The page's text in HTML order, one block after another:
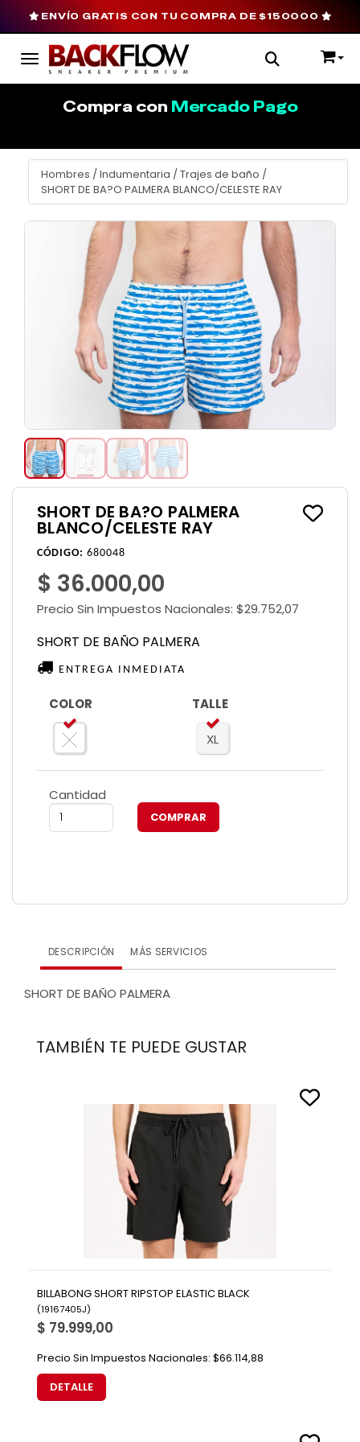
Toggle navigation
ENVÍO GRATIS CON TU COMPRA DE $150000
Compra con Mercado Pago
Hombres / Indumentaria / Trajes de baño /
SHORT DE BA?O PALMERA BLANCO/CELESTE RAY
SHORT DE BA?O PALMERA
BLANCO/CELESTE RAY
CÓDIGO: 680048
$ 36.000,00
Precio Sin Impuestos Nacionales: $29.752,07
SHORT DE BAÑO PALMERA
ENTREGA INMEDIATA
COLOR TALLE
XL
Cantidad
DESCRIPCIÓN MÁS SERVICIOS
SHORT DE BAÑO PALMERA
TAMBIÉN TE PUEDE GUSTAR
BILLABONG SHORT RIPSTOP ELASTIC BLACK
(19167405J)
$ 79.999,00
Precio Sin Impuestos Nacionales: $66.114,88
DETALLE